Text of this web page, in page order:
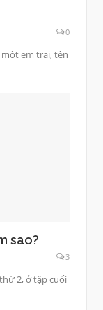
0
một em trai, tên
sao?
3
2, ở tập cuối